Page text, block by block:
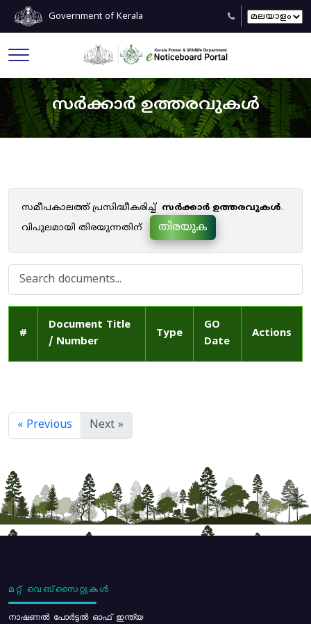
Government of Kerala
സർക്കാർ ഉത്തരവുകൾ
സമീപകാലത്ത് പ്രസിദ്ധീകരിച്ച് സർക്കാർ ഉത്തരവുകൾ.
വിപുലമായി തിരയുന്നതിന്
തിരയുക
#
Document Title
/ Number
Type
GO
Date
Actions
« Previous Next »
മറ്റ് വെബ്സൈറ്റുകൾ
നാഷണൽ പോർട്ടൽ ഓഫ് ഇന്ത്യ